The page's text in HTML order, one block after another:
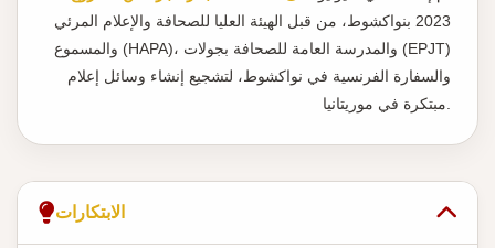
2023 بنواكشوط، من قبل الهيئة العليا للصحافة والإعلام المرئي
والمسموع (HAPA)، والمدرسة العامة للصحافة بجولات (EPJT)
والسفارة الفرنسية في نواكشوط، لتشجيع إنشاء وسائل إعلام
الابتكارات